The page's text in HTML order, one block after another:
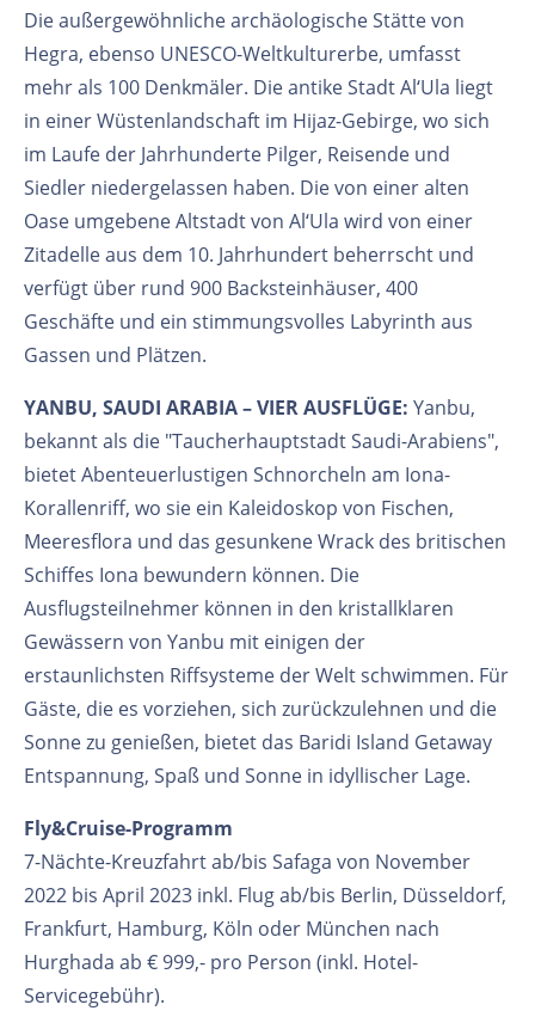
Die außergewöhnliche archäologische Stätte von
Hegra, ebenso UNESCO-Weltkulturerbe, umfasst
mehr als 100 Denkmäler. Die antike Stadt Al‘Ula liegt
in einer Wüstenlandschaft im Hijaz-Gebirge, wo sich
im Laufe der Jahrhunderte Pilger, Reisende und
Siedler niedergelassen haben. Die von einer alten
Oase umgebene Altstadt von Al‘Ula wird von einer
Zitadelle aus dem 10. Jahrhundert beherrscht und
verfügt über rund 900 Backsteinhäuser, 400
Geschäfte und ein stimmungsvolles Labyrinth aus
Gassen und Plätzen.
YANBU, SAUDI ARABIA – VIER AUSFLÜGE: Yanbu,
bekannt als die "Taucherhauptstadt Saudi-Arabiens",
bietet Abenteuerlustigen Schnorcheln am Iona-
Korallenriff, wo sie ein Kaleidoskop von Fischen,
Meeresflora und das gesunkene Wrack des britischen
Schiffes Iona bewundern können. Die
Ausflugsteilnehmer können in den kristallklaren
Gewässern von Yanbu mit einigen der
erstaunlichsten Riffsysteme der Welt schwimmen. Für
Gäste, die es vorziehen, sich zurückzulehnen und die
Sonne zu genießen, bietet das Baridi Island Getaway
Entspannung, Spaß und Sonne in idyllischer Lage.
Fly&Cruise-Programm
7-Nächte-Kreuzfahrt ab/bis Safaga von November
2022 bis April 2023 inkl. Flug ab/bis Berlin, Düsseldorf,
Frankfurt, Hamburg, Köln oder München nach
Hurghada ab € 999,- pro Person (inkl. Hotel-
Servicegebühr).